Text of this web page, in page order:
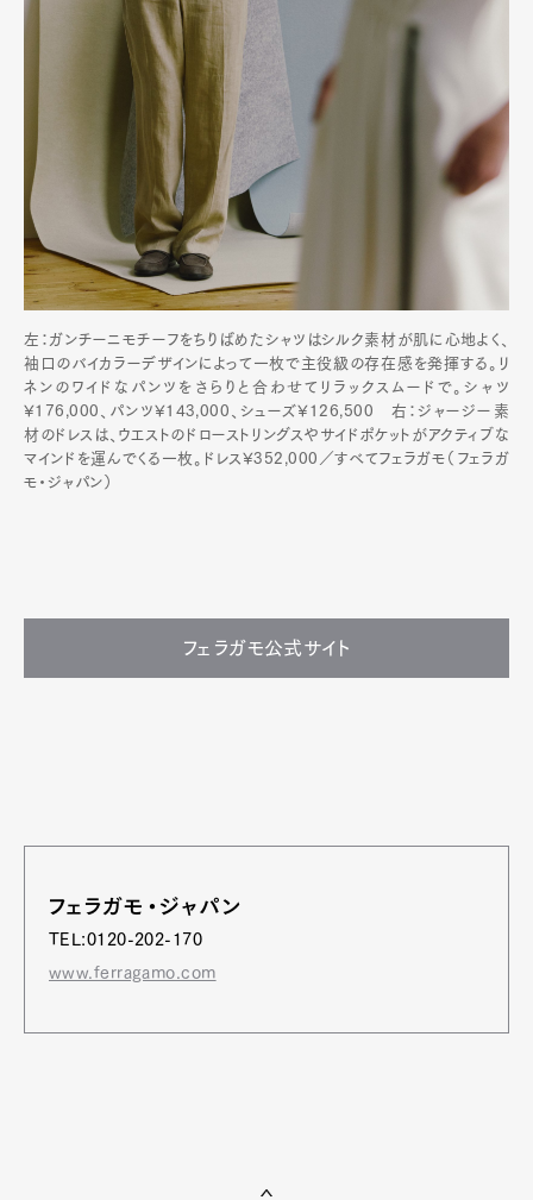
左：ガンチーニモチーフをちりばめたシャツはシルク素材が肌に心地よく、
袖口のバイカラーデザインによって一枚で主役級の存在感を発揮する。リ
ネンのワイドなパンツをさらりと合わせてリラックスムードで。シャツ
¥176,000、パンツ¥143,000、シューズ¥126,500 右：ジャージー素
材のドレスは、ウエストのドローストリングスやサイドポケットがアクティブな
マインドを運んでくる一枚。ドレス¥352,000／すべてフェラガモ（フェラガ
モ・ジャパン）
フェラガモ公式サイト
フェラガモ・ジャパン
TEL:0120-202-170
www.ferragamo.com